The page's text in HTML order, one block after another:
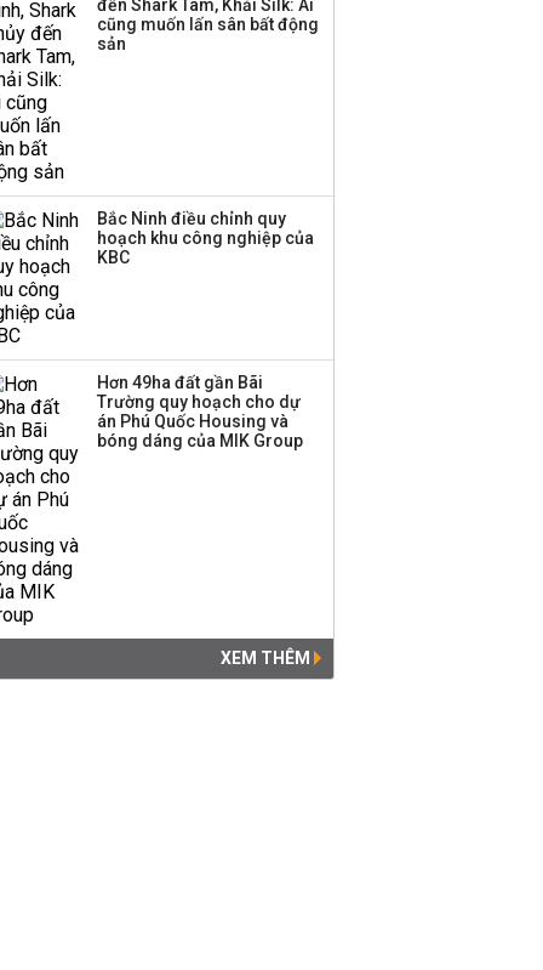
Thị trường thường
đến Shark Tam, Khải Silk: Ai
cũng muốn lấn sân bất động
sản
Bắc Ninh điều chỉnh quy
hoạch khu công nghiệp của
KBC
Hơn 49ha đất gần Bãi
Trường quy hoạch cho dự
án Phú Quốc Housing và
bóng dáng của MIK Group
XEM THÊM